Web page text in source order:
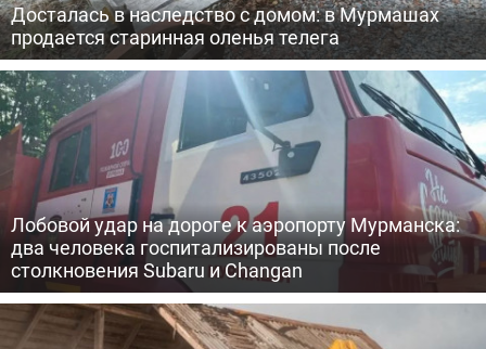
Досталась в наследство с домом: в Мурмашах
продается старинная оленья телега
Лобовой удар на дороге к аэропорту Мурманска:
два человека госпитализированы после
столкновения Subaru и Changan